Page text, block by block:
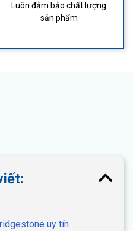
Luôn đảm bảo chất lượng
sản phẩm
uy tín